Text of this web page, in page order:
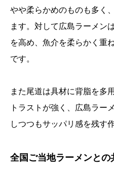
やや柔らかめのものも多く
ます。対して広島ラーメン
を高め、魚介を柔らかく重
です。
また尾道は具材に背脂を多
トラストが強く、広島ラー
しつつもサッパリ感を残す
全国ご当地ラーメンとの